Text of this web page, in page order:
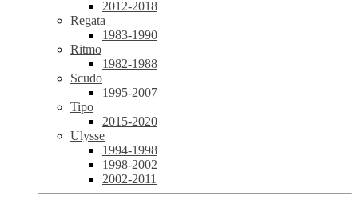
2012-2018
Regata
1983-1990
Ritmo
1982-1988
Scudo
1995-2007
Tipo
2015-2020
Ulysse
1994-1998
1998-2002
2002-2011